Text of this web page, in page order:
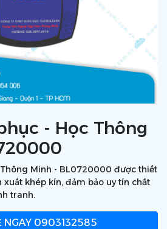
- Học Thông
Minh - BL0720000 được thiết
xuất khép kín, đảm bảo uy tín chất
tranh.
NGAY 0903132585